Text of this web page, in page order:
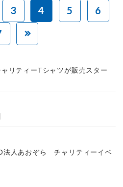
3 4 5
6
リティーTシャツが販売スター
法人あおぞら チャリティーイベ